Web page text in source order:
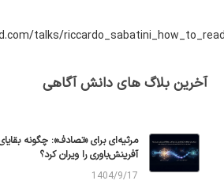
talks/
آخرین بلاگ های دانش آگاهی
مرثیه‌ای برای «تصادف»: چگونه
آفرینش‌باوری را ویران کرد؟
1404/9/17